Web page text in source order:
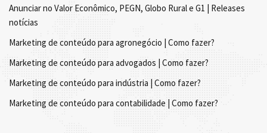
Anunciar no Valor Econômico, PEGN, Globo Rural e G1 | Releases
notícias
Marketing de conteúdo para agronegócio | Como fazer?
Marketing de conteúdo para advogados | Como fazer?
Marketing de conteúdo para indústria | Como fazer?
Marketing de conteúdo para contabilidade | Como fazer?